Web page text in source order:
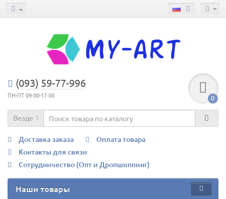
(093) 59-77-996
ПН-ПТ 09:00-17:00 0
Везде
Доставка заказа
Оплата товара
Контакты для связи
Сотрудничество (Опт и Дропшиппинг)
Наши товары